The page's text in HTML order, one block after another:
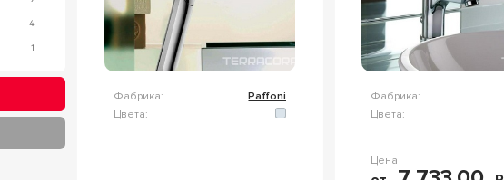
4
1
Фабрика:
Paffoni
Цвета:
Фабрика:
Цвета:
Цена